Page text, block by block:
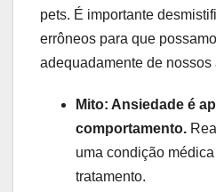
pets. É importante
errôneos para que
adequadamente de
Mito: Ansiedade é
comportamento.
uma condição
tratamento.